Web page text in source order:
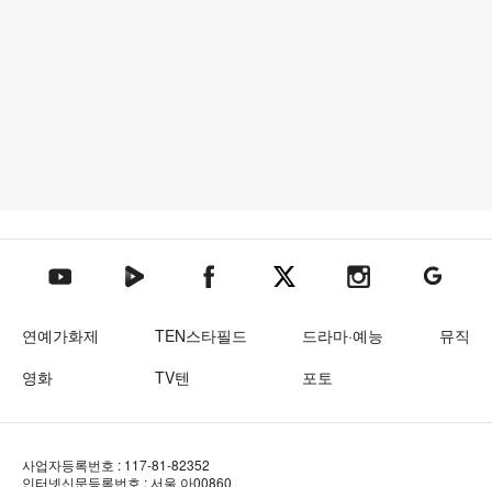
텐아시아 유튜브텐아시아 네이버TV텐아시아 페이스북텐아시아 엑스텐아시아 인스타그램
텐아시아
연예가화제 TEN스타필드 드라마·예능
뮤직
영화
TV텐 포토
사업자등록번호 : 117-81-82352
인터넷신문등록번호 : 서울 아00860